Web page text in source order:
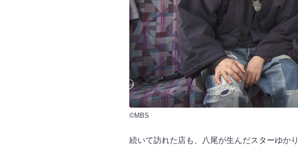
©MBS
続いて訪れた店も、八尾が生んだスターゆか